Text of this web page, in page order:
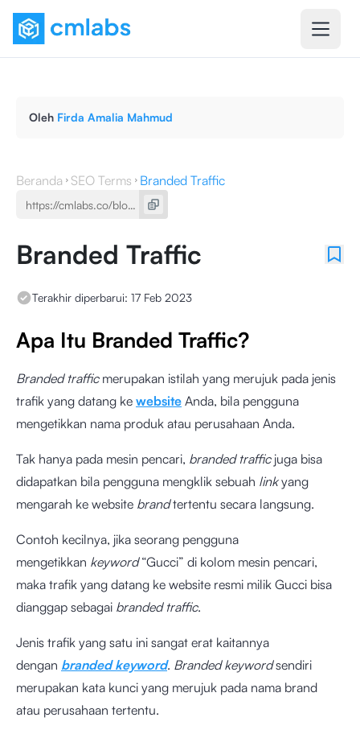
Oleh Firda Amalia Mahmud
Beranda SEO Terms Branded Traffic
Branded Traffic
Terakhir diperbarui: 17 Feb 2023
Apa Itu Branded Traffic?
Branded trafficmerupakan istilah yang merujuk pada jenis
trafik yang datang ke website Anda, bila pengguna
mengetikkan nama produk atau perusahaan Anda.
Tak hanya pada mesin pencari, branded trafficjuga bisa
didapatkan bila pengguna mengklik sebuah linkyang
mengarah ke website brandtertentu secara langsung.
Contoh kecilnya, jika seorang pengguna
mengetikkan keyword“Gucci” di kolom mesin pencari,
maka trafik yang datang ke website resmi milik Gucci bisa
dianggap sebagai branded traffic.
Jenis trafik yang satu ini sangat erat kaitannya
dengan branded keyword. Branded keywordsendiri
merupakan kata kunci yang merujuk pada nama brand
atau perusahaan tertentu.